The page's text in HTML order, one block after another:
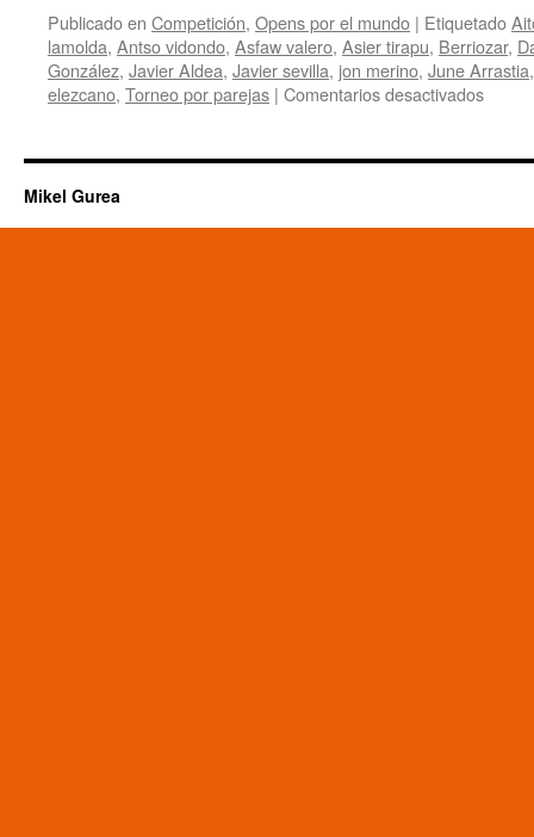
Publicado en Competición, Opens por el mundo | Etiquetado
lamolda, Antso vidondo, Asfaw valero, Asier tirapu, Berriozar,
González, Javier Aldea, Javier sevilla, jon merino, June Arrastia
elezcano, Torneo por parejas | Comentarios desactivadosen
Mikel Gurea